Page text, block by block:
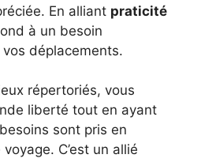
En alliant praticité
à un besoin
déplacements.
répertoriés, vous
liberté tout en ayant
sont pris en
C’est un allié